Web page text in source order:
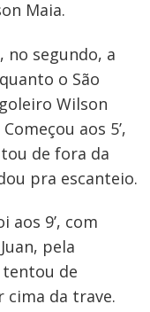
Maia.
no segundo, a
o São
Wilson
aos 5’,
de fora da
pra escanteio.
9’, com
pela
de
cima da trave.